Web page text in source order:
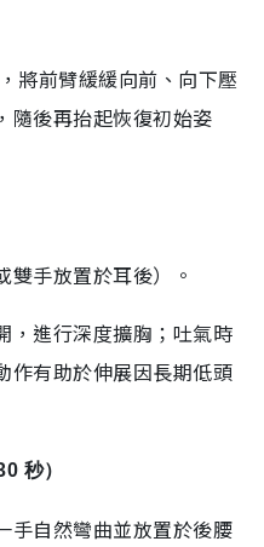
將前臂緩緩向前、向下壓
隨後再抬起恢復初始姿
雙手放置於耳後）。
，進行深度擴胸；吐氣時
作有助於伸展因長期低頭
秒）
手自然彎曲並放置於後腰